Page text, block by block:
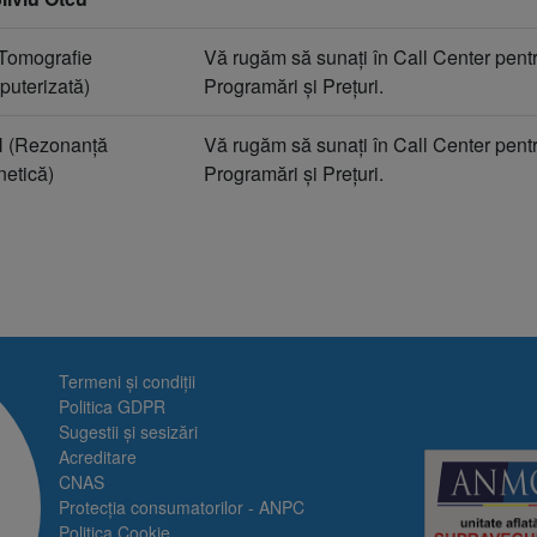
și
Vă rugăm să sunați în Call Center
Programări și Prețuri.
(Rezonanță
Vă rugăm să sunați în Call Center
Programări și Prețuri.
Termeni și condiții
Politica GDPR
Sugestii și sesizări
Acreditare
CNAS
Protecția consumatorilor - ANPC